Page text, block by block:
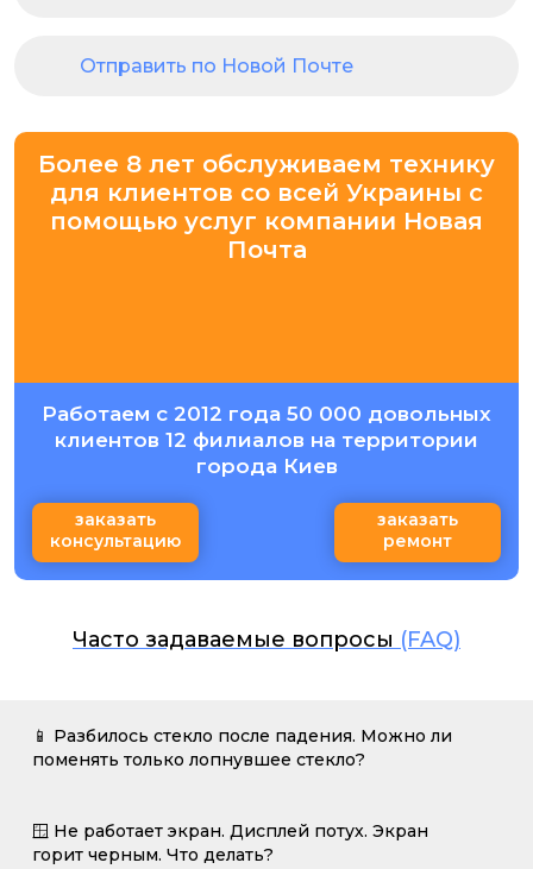
Отправить по Новой Почте
Более 8 лет обслуживаем технику
для клиентов со всей Украины с
помощью услуг компании Новая
Почта
Работаем с 2012 года 50 000 довольных
клиентов 12 филиалов на территории
города Киев
заказать
консультацию
заказать
ремонт
Часто задаваемые вопросы (FAQ)
📱 Разбилось стекло после падения. Можно ли
поменять только лопнувшее стекло?
🪟 Не работает экран. Дисплей потух. Экран
горит черным. Что делать?